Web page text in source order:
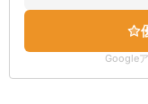
Google